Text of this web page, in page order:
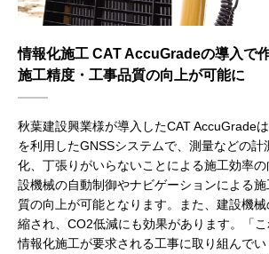
情報化施工 CAT AccuGradeの導入で
施工精度・工事品質の向上が可能に
秋葉建設興業様が導入したCAT AccuGrade
を利用したGNSSシステムで、測量などの計
化、丁張りがいらないことによる施工効率
設機械の自動制御やナビゲーションによる
質の向上が可能となります。また、建設機
縮され、CO2低減にも効果があります。「
情報化施工が要求される工事に取り組んで